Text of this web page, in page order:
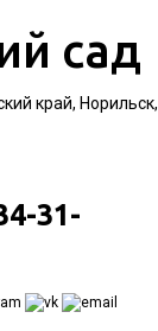
сад
край, Норильск,
31-